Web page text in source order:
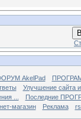
AkelPad
Улучшение сайта
...
Последние
магазин
Реклама